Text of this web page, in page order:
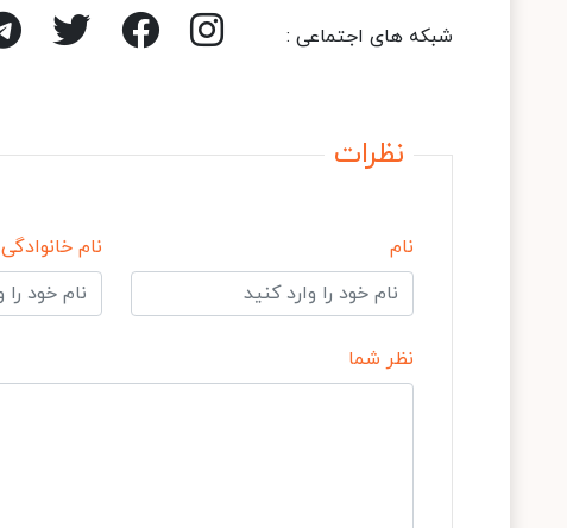
شبکه های اجتماعی :
نظرات
نام نام خانوادگی
نظر شما